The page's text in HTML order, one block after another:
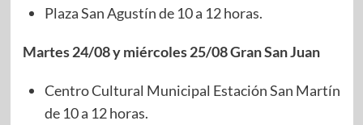
Plaza San Agustín de 10 a 12 horas.
Martes 24/08 y miércoles 25/08 Gran San Juan
Centro Cultural Municipal Estación San Martín
de 10 a 12 horas.